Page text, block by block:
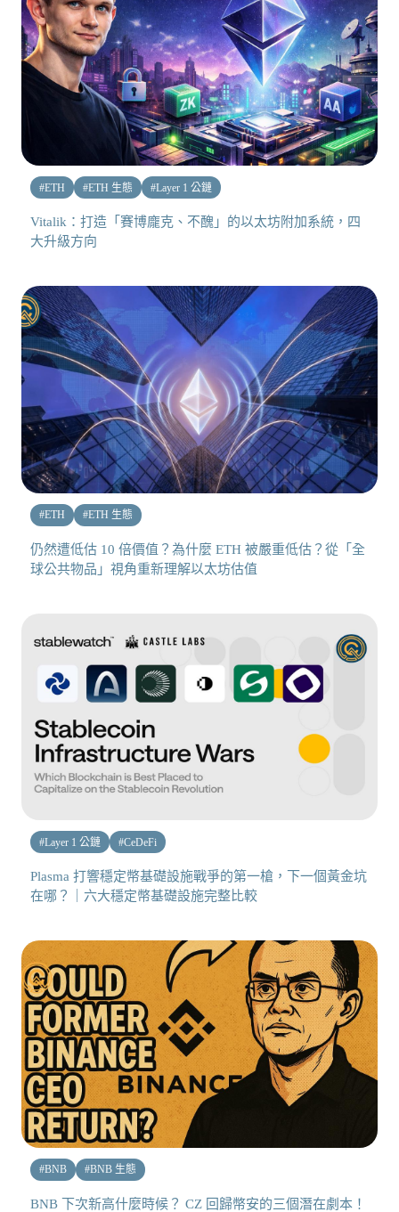
#ETH #ETH 生態 #Layer 1 公鏈
Vitalik：打造「賽博龐克、不醜」的以太坊附加系統，四
大升級方向
#ETH #ETH 生態
仍然遭低估 10 倍價值？為什麼 ETH 被嚴重低估？從「全
球公共物品」視角重新理解以太坊估值
#Layer 1 公鏈 #CeDeFi
Plasma 打響穩定幣基礎設施戰爭的第一槍，下一個黃金坑
在哪？｜六大穩定幣基礎設施完整比較
#BNB #BNB 生態
BNB 下次新高什麼時候？ CZ 回歸幣安的三個潛在劇本！